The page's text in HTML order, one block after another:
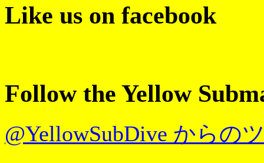
Like us on facebook
Follow the Yellow
@YellowSubDive からの